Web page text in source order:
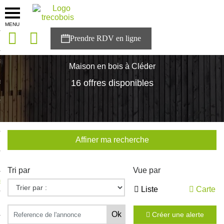
MENU
solutions
Trecobois
à NESTOR
Maison en bois à Cléder
16 offres disponibles
Affiner ma recherche
Tri par Vue par
Liste Carte
Créer une alerte